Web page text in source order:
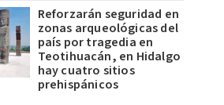
Reforzarán seguridad en
zonas arqueológicas del
país por tragedia en
Teotihuacán, en Hidalgo
hay cuatro sitios
prehispánicos